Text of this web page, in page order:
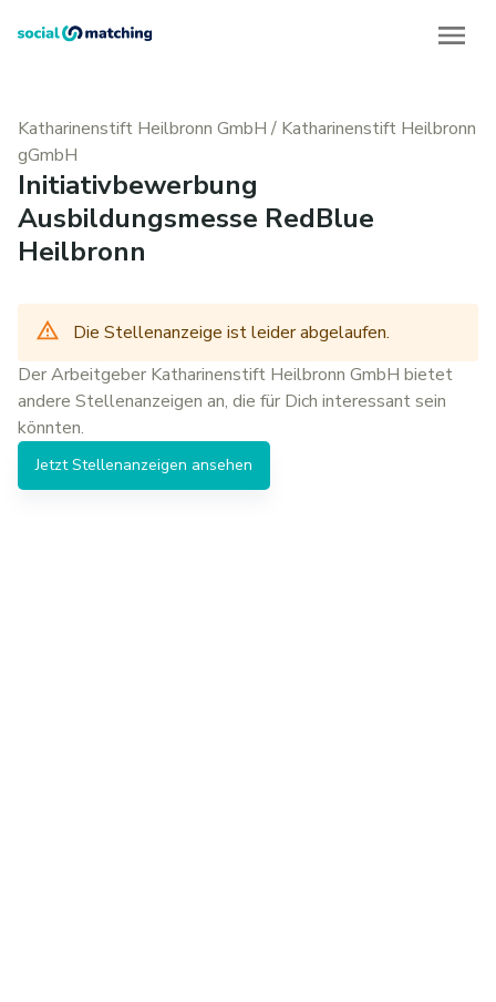
Katharinenstift Heilbronn GmbH / Katharinenstift Heilbronn
gGmbH
Initiativbewerbung
Ausbildungsmesse RedBlue
Heilbronn
Die Stellenanzeige ist leider abgelaufen.
Der Arbeitgeber Katharinenstift Heilbronn GmbH bietet
andere Stellenanzeigen an, die für Dich interessant sein
könnten.
JetztStellenanzeigen ansehen